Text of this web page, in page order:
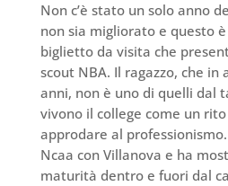
Non c’è stato un solo anno
non sia migliorato e questo
biglietto da visita che
scout NBA. Il ragazzo, che in
anni, non è uno di quelli dal
vivono il college come un
approdare al
Ncaa con Villanova e ha
maturità dentro e fuori dal